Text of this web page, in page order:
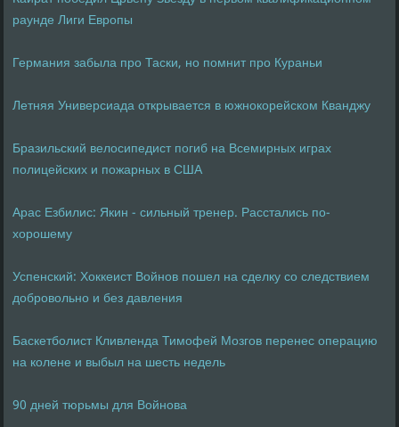
раунде Лиги Европы
Германия забыла про Таски, но помнит про Кураньи
Летняя Универсиада открывается в южнокорейском Кванджу
Бразильский велосипедист погиб на Всемирных играх
полицейских и пожарных в США
Арас Езбилис: Якин - сильный тренер. Расстались по-
хорошему
Успенский: Хоккеист Войнов пошел на сделку со следствием
добровольно и без давления
Баскетболист Кливленда Тимофей Мозгов перенес операцию
на колене и выбыл на шесть недель
90 дней тюрьмы для Войнова